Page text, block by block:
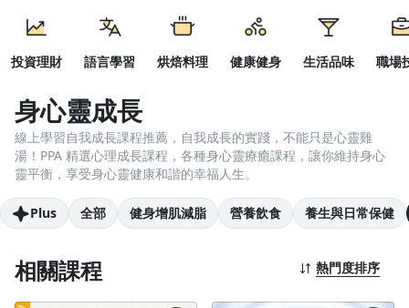
每日簽到
領券專區
聽書
所有分類
投資理財
語言學習
即日起 - 8/13（只有一週）-📣 酷暑季好康 \ 再加碼 /→ 點數回饋
無上限🔥購買任一課程 or 訂閱✅ 消費即享回饋 1% 點數✅ 滿
入好友👉 享有「渠道專屬活動」及「個人化推播」！
查看全部
投資理財 語言學習 烘焙料理 健康健身 生活品味 職場
身心靈成長
線上學習自我成長課程推薦，自我成長的實踐，不能只是心靈雞
湯！PPA 精選心理成長課程，各種身心靈療癒課程，讓你維持身心
靈平衡，享受身心靈健康和諧的幸福人生。
Plus 全部 健身增肌減脂 營養飲食 養生與日常保健
相關課程 熱門度排序
1.0x
1.75x
1.5x
沒有播放清單
去逛逛
返回播放器
清除全部